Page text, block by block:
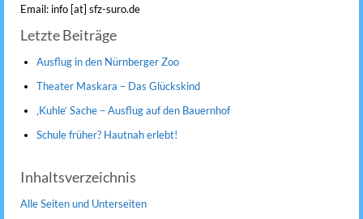
Email: info [at] sfz-suro.de
Letzte Beiträge
Ausflug in den Nürnberger Zoo
Theater Maskara – Das Glückskind
‚Kuhle‘ Sache – Ausflug auf den Bauernhof
Schule früher? Hautnah erlebt!
Inhaltsverzeichnis
Alle Seiten und Unterseiten